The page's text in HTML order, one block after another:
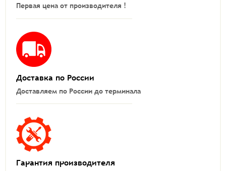
Первая цена от производителя !
Доставка по России
Доставляем по России до терминала
Гарантия производителя